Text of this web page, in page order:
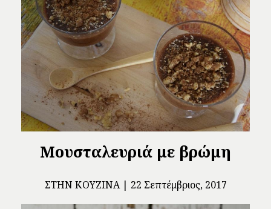
Μουσταλευριά με βρώμη
ΣΤΗΝ ΚΟΥΖΊΝΑ 22 Σεπτέμβριος, 2017